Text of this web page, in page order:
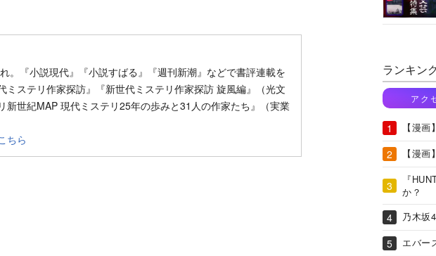
。『小説現代』『小説すばる』『週刊新潮』などで書評連載を
ミステリ作家探訪』『新世代ミステリ作家探訪 旋風編』（光文
新世紀MAP 現代ミステリ25年の歩みと31人の作家たち』（実業
ちら
ランキン
アク
【漫
【漫
『
か？
乃木坂
エバー